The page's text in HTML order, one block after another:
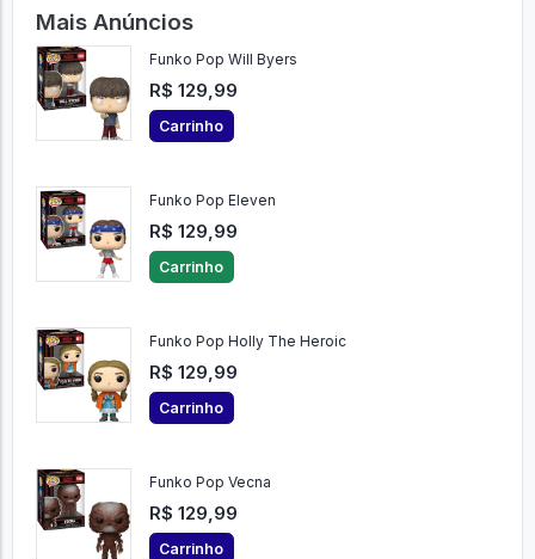
Mais Anúncios
Funko Pop Will Byers
R$ 129,99
Carrinho
Funko Pop Eleven
R$ 129,99
Carrinho
Funko Pop Holly The Heroic
R$ 129,99
Carrinho
Funko Pop Vecna
R$ 129,99
Carrinho